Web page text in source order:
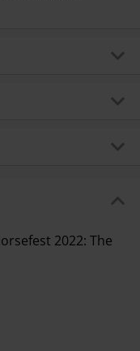
2022: The